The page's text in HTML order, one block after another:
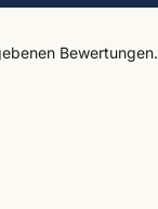
Bewertungen.